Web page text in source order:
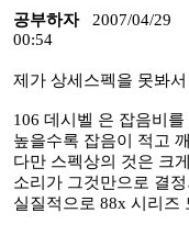
공부하자
2007/04/29
00:54
제가 상세스펙을 못봐
106 데시벨 은 잡음비
높을수록 잡음이 적고
다만 스펙상의 것은 크
소리가 그것만으로 결
실질적으로 88x 시리즈